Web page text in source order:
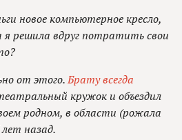
новое компьютерное кресло,
я решила вдруг потратить свои
от этого.Брату всегда
кружок и объездил
родном, в области (рожала
назад.